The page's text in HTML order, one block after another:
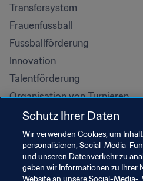
Transfersystem
Frauenfussball
Fussballförderung
Innovation
Talentförderung
Organisation von Turnieren
Nachhaltigkeit
Menschenrechte und
Antidiskriminierung
Gesundheit und Medizin
Schutz Ihrer Daten
Wir verwenden Cookies, um
personalisieren, Social-Media-
und unseren Datenverkehr zu
geben wir Informationen zu Ihrer
Website an unsere Social-Media-,